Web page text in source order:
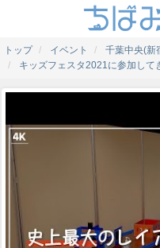
トップ イベント
千葉中央(新
キッズフェスタ2021に参加して